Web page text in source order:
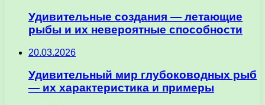
Удивительные создания — летающие
рыбы и их невероятные способности
20.03.2026
Удивительный мир глубоководных рыб
— их характеристика и примеры